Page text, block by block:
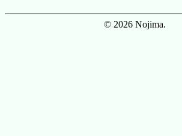
© 2026 Nojima.